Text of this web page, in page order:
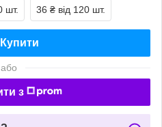
шт. 36 ₴ від 120 шт.
Купити
або
з